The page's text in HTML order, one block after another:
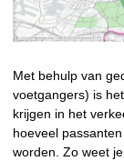
Met behulp van
voetgangers) is
krijgen in het
hoeveel
worden. Zo weet